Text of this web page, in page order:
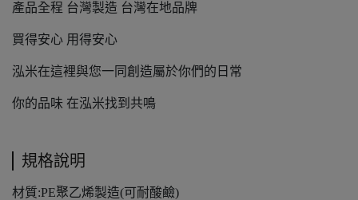
產品全程 台灣製造 台灣在地品牌
買得安心 用得安心
泓米在這裡與您一同創造屬於你們的日常
你的品味 在泓米找到共鳴
規格說明
材質:PE聚乙烯製造(可耐酸鹼)